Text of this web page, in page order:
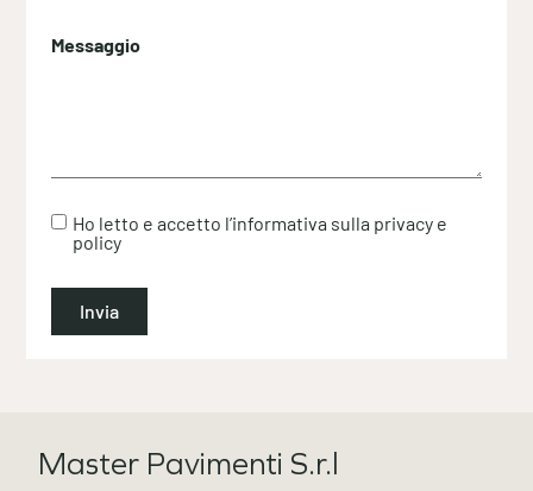
Messaggio
Ho letto e accetto l’informativa sulla privacy e
policy
Invia
Master Pavimenti S.r.l